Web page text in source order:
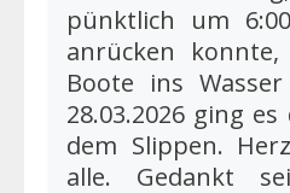
pünktlich um
anrücken
Boote ins
28.03.2026 ging
dem Slippen.
alle. Gedankt